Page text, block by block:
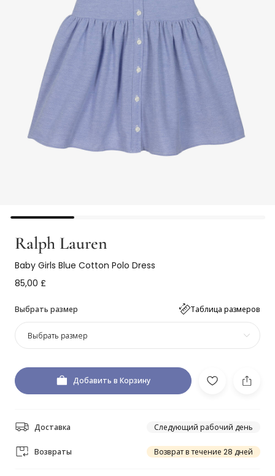
Ralph Lauren
Baby Girls Blue Cotton Polo Dress
85,00 £
Выбрать размер Таблица размеров
Выбрать размер
Добавить в Корзину
Доставка Следующий рабочий день
Возвраты Возврат в течение 28 дней